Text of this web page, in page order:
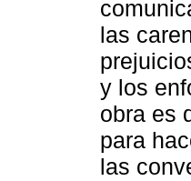
las
y los
obra es
para
las